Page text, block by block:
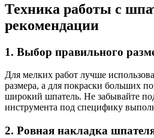
Техника работы с
рекомендации
1. Выбор правильного
Для мелких работ лучше
размера, а для покраски больших
широкий шпатель. Не забывайте
инструмента под специфику
2. Ровная накладка